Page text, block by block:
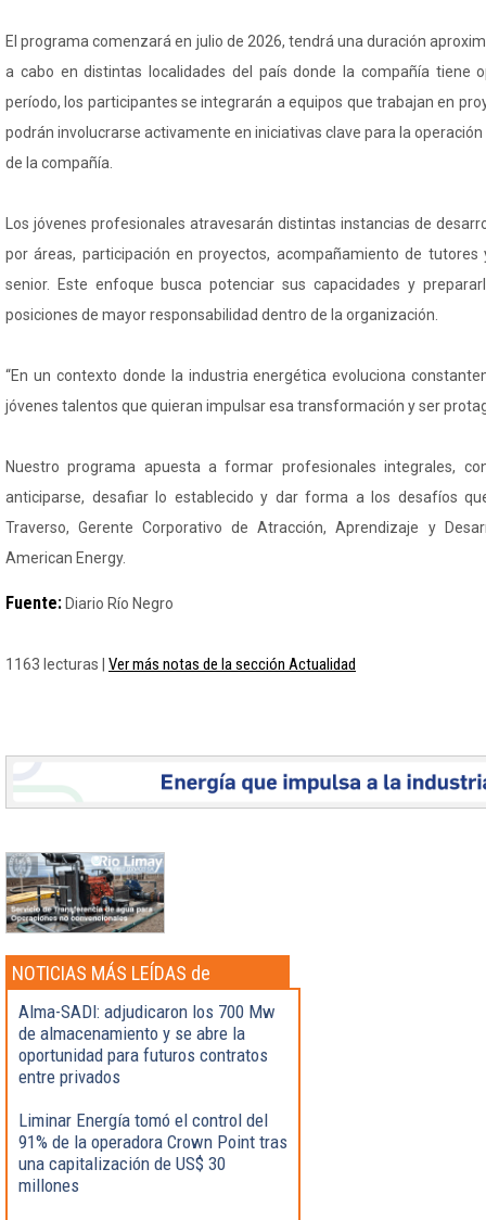
El programa comenzará en julio de 2026, tendrá una duración
a cabo en distintas localidades del país donde la compañía tiene
período, los participantes se integrarán a equipos que trabajan en
podrán involucrarse activamente en iniciativas clave para la
de la compañía.
Los jóvenes profesionales atravesarán distintas instancias de
por áreas, participación en proyectos, acompañamiento de
senior. Este enfoque busca potenciar sus capacidades y
posiciones de mayor responsabilidad dentro de la organización.
“En un contexto donde la industria energética evoluciona
jóvenes talentos que quieran impulsar esa transformación y ser
Nuestro programa apuesta a formar profesionales integrales,
anticiparse, desafiar lo establecido y dar forma a los desafíos
Traverso, Gerente Corporativo de Atracción, Aprendizaje y
American Energy.
Fuente: Diario Río Negro
1163 lecturas | Ver más notas de la sección Actualidad
NOTICIAS MÁS LEÍDAS de
Actualidad
Alma-SADI: adjudicaron los 700 Mw
de almacenamiento y se abre la
oportunidad para futuros contratos
entre privados
Liminar Energía tomó el control del
91% de la operadora Crown Point tras
una capitalización de US$ 30
millones